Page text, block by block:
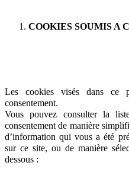
COOKIES SOUMIS A
Les cookies visés dans ce
consentement.
Vous pouvez consulter la
consentement de manière
d’information qui vous a été
sur ce site, ou de manière
dessous :